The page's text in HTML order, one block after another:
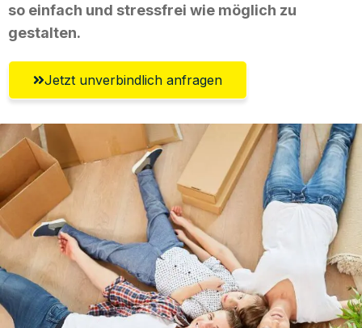
so einfach und stressfrei wie möglich zu
gestalten.
Jetzt unverbindlich anfragen